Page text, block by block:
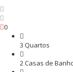
0
3 Quartos
2 Casas de